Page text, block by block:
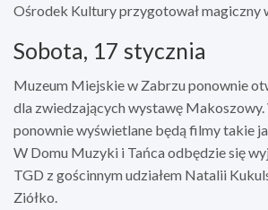
Ośrodek Kultury przygotował magiczny
Sobota, 17 stycznia
Muzeum Miejskie w Zabrzu ponownie
dla zwiedzających wystawę Makoszowy.
ponownie wyświetlane będą filmy takie
W Domu Muzyki i Tańca odbędzie się
TGD z gościnnym udziałem Natalii
Ziółko.